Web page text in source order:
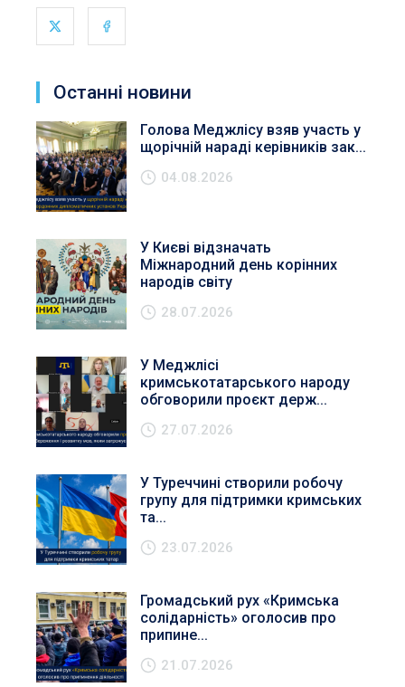
Останні новини
Голова Меджлісу взяв участь у
щорічній нараді керівників зак...
04.08.2026
У Києві відзначать
Міжнародний день корінних
народів світу
28.07.2026
У Меджлісі
кримськотатарського народу
обговорили проєкт держ...
27.07.2026
У Туреччині створили робочу
групу для підтримки кримських
та...
23.07.2026
Громадський рух «Кримська
солідарність» оголосив про
припине...
21.07.2026